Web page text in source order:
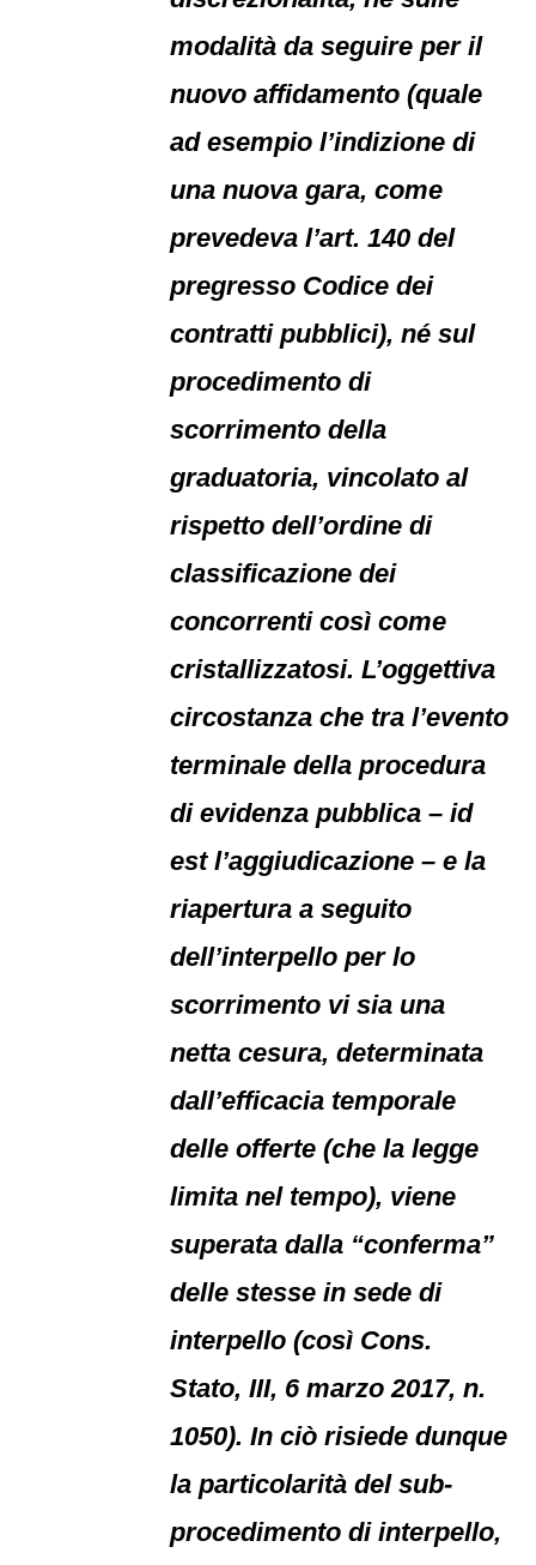
modalità da seguire per il
nuovo affidamento (quale
ad esempio l’indizione di
una nuova gara, come
prevedeva l’art. 140 del
pregresso Codice dei
contratti pubblici), né sul
procedimento di
scorrimento della
graduatoria, vincolato al
rispetto dell’ordine di
classificazione dei
concorrenti così come
cristallizzatosi. L’oggettiva
circostanza che tra l’evento
terminale della procedura
di evidenza pubblica – id
est l’aggiudicazione – e la
riapertura a seguito
dell’interpello per lo
scorrimento vi sia una
netta cesura, determinata
dall’efficacia temporale
delle offerte (che la legge
limita nel tempo), viene
superata dalla “conferma”
delle stesse in sede di
interpello (così Cons.
Stato, III, 6 marzo 2017, n.
1050). In ciò risiede dunque
la particolarità del sub-
procedimento di interpello,